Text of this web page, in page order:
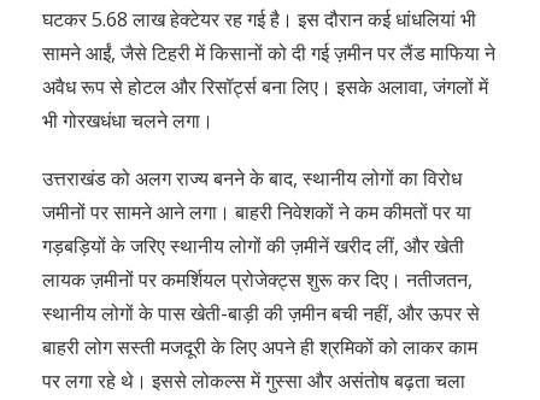
घटकर 5.68 लाख हेक्टेयर रह गई है। इस दौरान कई धांधलियां भी
सामने आईं, जैसे टिहरी में किसानों को दी गई ज़मीन पर लैंड माफिया ने
अवैध रूप से होटल और रिसॉर्ट्स बना लिए। इसके अलावा, जंगलों में
भी गोरखधंधा चलने लगा।
उत्तराखंड को अलग राज्य बनने के बाद, स्थानीय लोगों का विरोध
जमीनों पर सामने आने लगा। बाहरी निवेशकों ने कम कीमतों पर या
गड़बड़ियों के जरिए स्थानीय लोगों की ज़मीनें खरीद लीं, और खेती
लायक ज़मीनों पर कमर्शियल प्रोजेक्ट्स शुरू कर दिए। नतीजतन,
स्थानीय लोगों के पास खेती-बाड़ी की ज़मीन बची नहीं, और ऊपर से
बाहरी लोग सस्ती मजदूरी के लिए अपने ही श्रमिकों को लाकर काम
पर लगा रहे थे। इससे लोकल्स में गुस्सा और असंतोष बढ़ता चला